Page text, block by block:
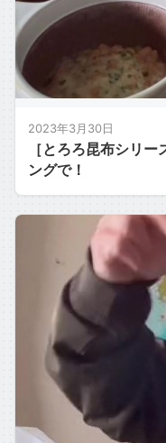
2023年3月30日
［とろろ昆布シリ
ングで！